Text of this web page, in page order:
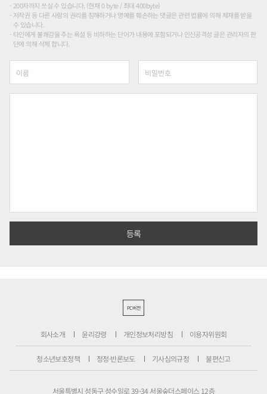
200자까지 쓰실 수 있습니다. (현재 0 byte / 최대 400byte)
저작권 등 다른 사람의 권리를 침해하거나 명예를 훼손하는 댓글은 관련 법률에 의해 제재를 받을
수 있습니다.
타인에게 불쾌감을 주는 욕설 등 비하하는 단어가 내용에 포함되거나 인신공격성 글은 관리자의 판
단에 의해 삭제 합니다.
PC버전
회사소개 윤리강령 개인정보처리방침 이용자위원회
청소년보호정책 정정·반론보도 기사심의규정 불편신고
서울특별시 성동구 성수일로 39-34 서울숲더스페이스 12층